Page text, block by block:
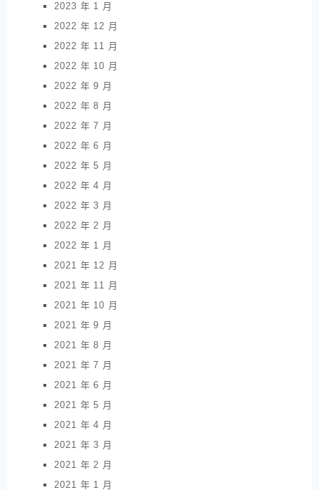
2023 年 1 月
2022 年 12 月
2022 年 11 月
2022 年 10 月
2022 年 9 月
2022 年 8 月
2022 年 7 月
2022 年 6 月
2022 年 5 月
2022 年 4 月
2022 年 3 月
2022 年 2 月
2022 年 1 月
2021 年 12 月
2021 年 11 月
2021 年 10 月
2021 年 9 月
2021 年 8 月
2021 年 7 月
2021 年 6 月
2021 年 5 月
2021 年 4 月
2021 年 3 月
2021 年 2 月
2021 年 1 月